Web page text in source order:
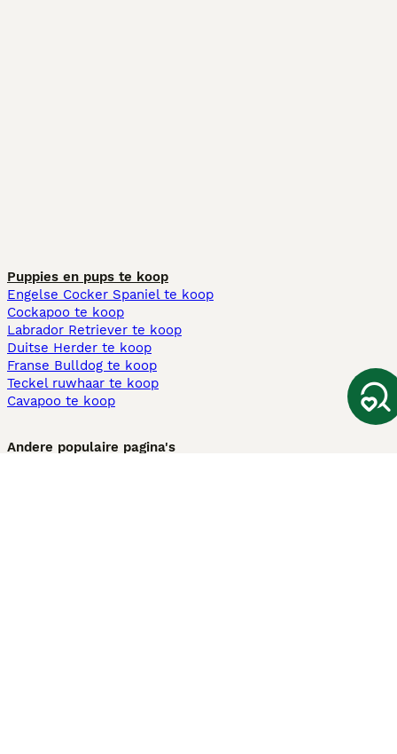
Puppies en pups te koop
Engelse Cocker Spaniel te koop
Cockapoo te koop
Labrador Retriever te koop
Duitse Herder te koop
Franse Bulldog te koop
Teckel ruwhaar te koop
Cavapoo te koop
Andere populaire pagina's